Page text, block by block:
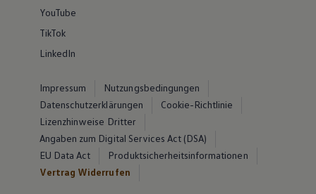
YouTube
TikTok
LinkedIn
Impressum
Nutzungsbedingungen
Datenschutzerklärungen
Cookie-Richtlinie
Lizenzhinweise Dritter
Angaben zum Digital Services Act (DSA)
EU Data Act
Produktsicherheitsinformationen
Vertrag Widerrufen